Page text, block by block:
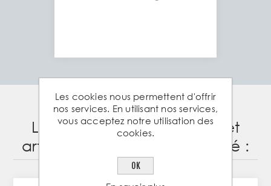
Les clients ayant acheté cet
article ont également acheté :
Les cookies nous permettent d'offrir
nos services. En utilisant nos services,
vous acceptez notre utilisation des
cookies.
OK